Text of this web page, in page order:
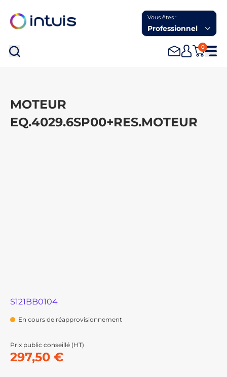
Vous êtes :
Professionnel
0
MOTEUR
EQ.4029.6SP00+RES.MOTEUR
S121BB0104
En cours de réapprovisionnement
Prix public conseillé (HT)
297,50 €